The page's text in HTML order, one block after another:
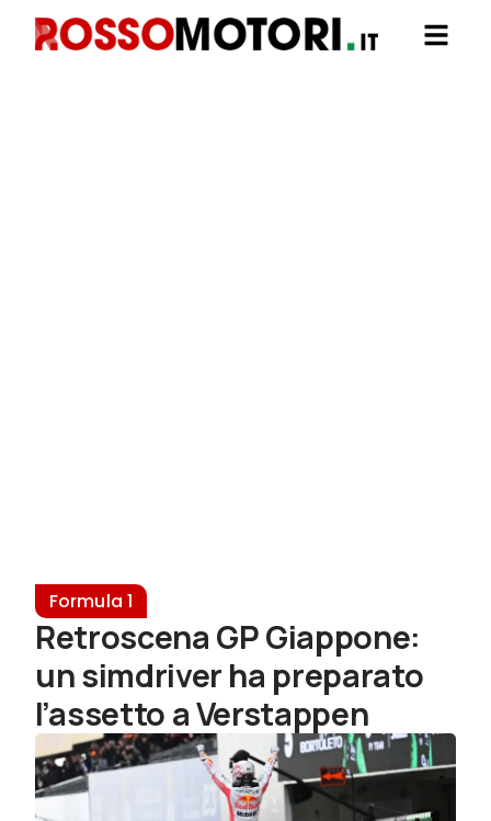
Formula 1
Retroscena GP Giappone:
un simdriver ha preparato
l’assetto a Verstappen